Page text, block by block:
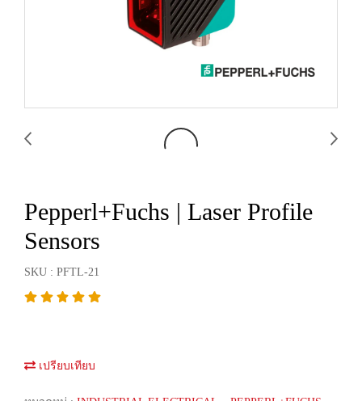
Pepperl+Fuchs | Laser Profile
Sensors
SKU : PFTL-21
เปรียบเทียบ